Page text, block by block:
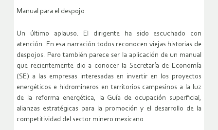
Manual para el despojo
Un último aplauso. El dirigente ha sido escuchado con
atención. En esa narración todos reconocen viejas historias de
despojos. Pero también parece ser la aplicación de un manual
que recientemente dio a conocer la Secretaría de Economía
(SE) a las empresas interesadas en invertir en los proyectos
energéticos e hidromineros en territorios campesinos a la luz
de la reforma energética, la Guía de ocupación superficial,
alianzas estratégicas para la promoción y el desarrollo de la
competitividad del sector minero mexicano.